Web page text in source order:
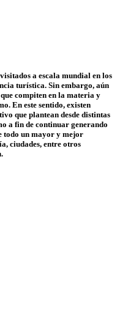
a escala mundial en los
turística. Sin embargo, aún
compiten en la materia y
En este sentido, existen
que plantean desde distintas
a fin de continuar generando
todo un mayor y mejor
ciudades, entre otros